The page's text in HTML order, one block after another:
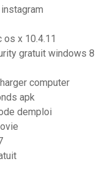
os x 10.4.11
gratuit windows 8
computer
apk
demploi